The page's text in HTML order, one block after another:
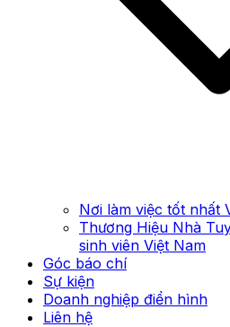
Nơi làm việc tốt nhất
Thương Hiệu Nhà
sinh viên Việt Nam
Góc báo chí
Sự kiện
Doanh nghiệp điển hình
Liên hệ